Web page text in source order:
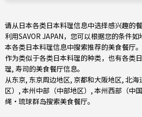
请从日本各类日本料理信息中选择感兴趣的餐
利用SAVOR JAPAN，您可以根据您的条件
本各类日本料理信息中搜索推荐的美食餐厅。
作为类似于各类日本料理的种类，也有各类
理, 寿司的美食餐厅信息。
从东京, 东京周边地区, 京都和大阪地区, 北海
区） , 本州中部（中部地区） , 本州西部（中国
绳・琉球群岛搜索美食餐厅。